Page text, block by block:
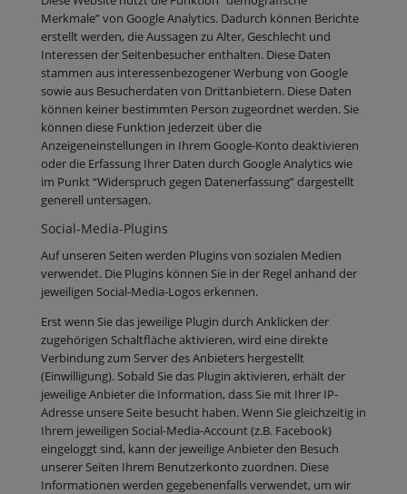
Merkmale” von Google Analytics. Dadurch können Berichte
erstellt werden, die Aussagen zu Alter, Geschlecht und
Interessen der Seitenbesucher enthalten. Diese Daten
stammen aus interessenbezogener Werbung von Google
sowie aus Besucherdaten von Drittanbietern. Diese Daten
können keiner bestimmten Person zugeordnet werden. Sie
können diese Funktion jederzeit über die
Anzeigeneinstellungen in Ihrem Google-Konto deaktivieren
oder die Erfassung Ihrer Daten durch Google Analytics wie
im Punkt “Widerspruch gegen Datenerfassung” dargestellt
generell untersagen.
Social-Media-Plugins
​Auf unseren Seiten werden Plugins von sozialen Medien
verwendet. Die Plugins können Sie in der Regel anhand der
jeweiligen Social-Media-Logos erkennen.
Erst wenn Sie das jeweilige Plugin durch Anklicken der
zugehörigen Schaltfläche aktivieren, wird eine direkte
Verbindung zum Server des Anbieters hergestellt
(Einwilligung). Sobald Sie das Plugin aktivieren, erhält der
jeweilige Anbieter die Information, dass Sie mit Ihrer IP-
Adresse unsere Seite besucht haben. Wenn Sie gleichzeitig in
Ihrem jeweiligen Social-Media-Account (z.B. Facebook)
eingeloggt sind, kann der jeweilige Anbieter den Besuch
unserer Seiten Ihrem Benutzerkonto zuordnen. Diese
Informationen werden gegebenenfalls verwendet, um wir